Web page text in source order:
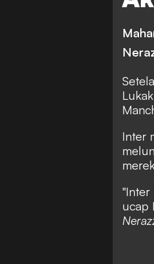
Inter
"Inter
ucap